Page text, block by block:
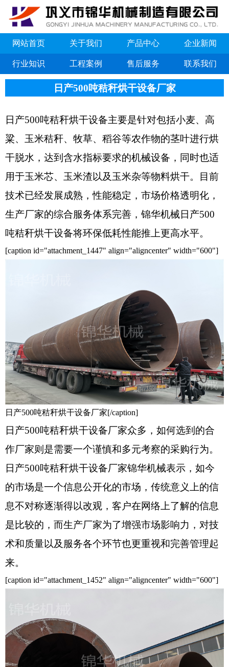
网站首页 关于我们 产品中心 企业新闻
行业知识 工程案例 售后服务 联系我们
日产500吨秸秆烘干设备厂家
日产500吨秸秆烘干设备主要是针对包括小麦、高
粱、玉米秸秆、牧草、稻谷等农作物的茎叶进行烘
干脱水，达到含水指标要求的机械设备，同时也适
用于玉米芯、玉米渣以及玉米杂等物料烘干。目前
技术已经发展成熟，性能稳定，市场价格透明化，
生产厂家的综合服务体系完善，锦华机械日产500
吨秸秆烘干设备将环保低耗性能推上更高水平。
[caption id="attachment_1447" align="aligncenter" width="600"]
日产500吨秸秆烘干设备厂家[/caption]
日产500吨秸秆烘干设备厂家众多，如何选到的合
作厂家则是需要一个谨慎和多元考察的采购行为。
日产500吨秸秆烘干设备厂家锦华机械表示，如今
的市场是一个信息公开化的市场，传统意义上的信
息不对称逐渐得以改观，客户在网络上了解的信息
是比较的，而生产厂家为了增强市场影响力，对技
术和质量以及服务各个环节也更重视和完善管理起
来。
[caption id="attachment_1452" align="aligncenter" width="600"]